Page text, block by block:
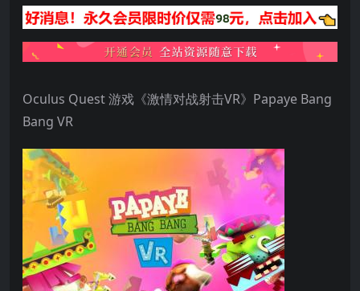
Oculus Quest 游戏《激情对战射击VR》Papaye Bang
Bang VR